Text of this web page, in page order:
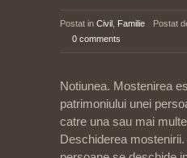
Postat in Civil Familie Postat
0 comments
Notiunea. Mostenirea
patrimoniului unei
catre una sau mai
Deschiderea